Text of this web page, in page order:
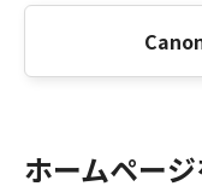
ホームペー